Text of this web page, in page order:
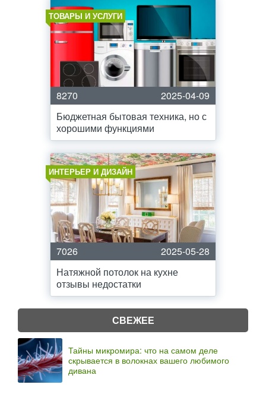
ТОВАРЫ И УСЛУГИ
8270
2025-04-09
Бюджетная бытовая техника, но с
хорошими функциями
ИНТЕРЬЕР И ДИЗАЙН
7026
2025-05-28
Натяжной потолок на кухне
отзывы недостатки
СВЕЖЕЕ
Тайны микромира: что на самом деле
скрывается в волокнах вашего любимого
дивана